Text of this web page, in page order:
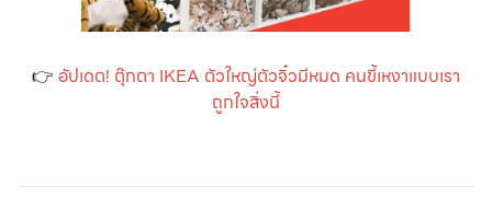
👉 อัปเดต! ตุ๊กตา IKEA ตัวใหญ่ตัวจิ๋วมีหมด คนขี้เหงาแบบเรา
ถูกใจสิ่งนี้